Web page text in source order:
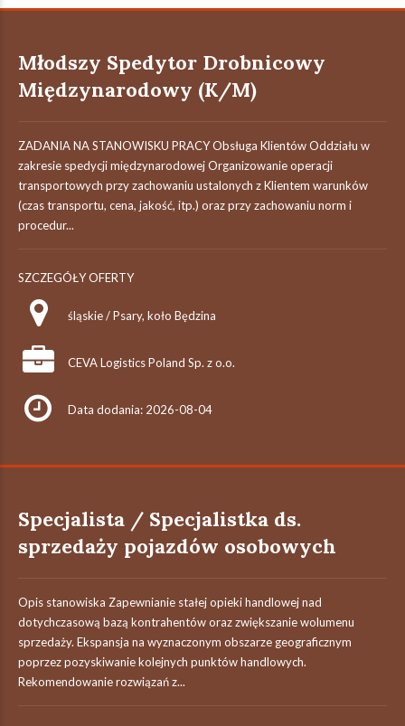
Młodszy Spedytor Drobnicowy
Międzynarodowy (K/M)
ZADANIA NA STANOWISKU PRACY Obsługa Klientów Oddziału w
zakresie spedycji międzynarodowej Organizowanie operacji
transportowych przy zachowaniu ustalonych z Klientem warunków
(czas transportu, cena, jakość, itp.) oraz przy zachowaniu norm i
procedur...
SZCZEGÓŁY OFERTY
śląskie / Psary, koło Będzina
CEVA Logistics Poland Sp. z o.o.
Data dodania: 2026-08-04
Specjalista / Specjalistka ds.
sprzedaży pojazdów osobowych
Opis stanowiska Zapewnianie stałej opieki handlowej nad
dotychczasową bazą kontrahentów oraz zwiększanie wolumenu
sprzedaży. Ekspansja na wyznaczonym obszarze geograficznym
poprzez pozyskiwanie kolejnych punktów handlowych.
Rekomendowanie rozwiązań z...